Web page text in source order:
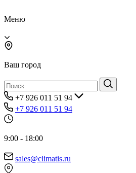
Меню
Ваш город
+7 926 011 51 94
+7 926 011 51 94
9:00 - 18:00
sales@climatis.ru